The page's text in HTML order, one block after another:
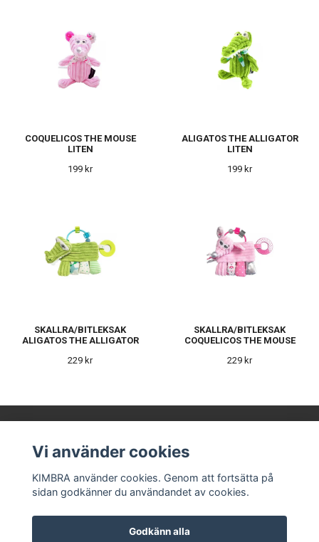
COQUELICOS THE MOUSE
LITEN
199 kr
ALIGATOS THE ALLIGATOR
LITEN
199 kr
SKALLRA/BITLEKSAK
ALIGATOS THE ALLIGATOR
229 kr
SKALLRA/BITLEKSAK
COQUELICOS THE MOUSE
229 kr
KIMBRA AB
Våra leverantörer
Köpvillkor
Vi använder cookies
KIMBRA använder cookies. Genom att fortsätta på
sidan godkänner du användandet av cookies.
Godkänn alla